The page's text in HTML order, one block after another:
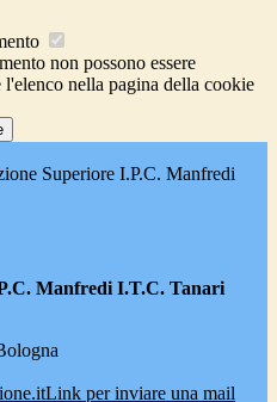
non possono essere
nella pagina della cookie
Superiore I.P.C. Manfredi
Manfredi I.T.C. Tanari
Link per inviare una mail